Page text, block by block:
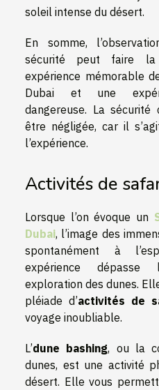
soleil intense du désert.
En somme,
sécurité peut faire
expérience mémorable
Dubai et une
dangereuse. La
être négligée, car il
l’expérience.
Activités de
Lorsque l’on évoque un
Dubai, l’image des
spontanément à
expérience
exploration des dunes.
pléiade d’activités de
voyage inoubliable.
L’dune bashing, ou la
dunes, est une activité
désert. Elle vous